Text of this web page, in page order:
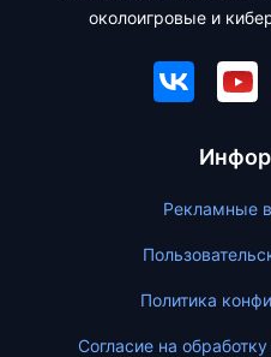
околоигровые и
Рекламные
Политика
Согласие на